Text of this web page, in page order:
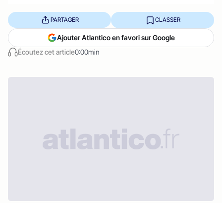
Écoutez cet article0:00min
PARTAGER CLASSER
Ajouter Atlantico en favori sur Google